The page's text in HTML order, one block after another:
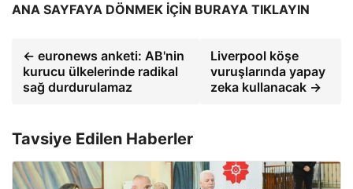
ANA SAYFAYA DÖNMEK İÇİN BURAYA TIKLAYIN
← euronews anketi: AB'nin
kurucu ülkelerinde radikal
sağ durdurulamaz
Liverpool köşe
vuruşlarında yapay
zeka kullanacak →
Tavsiye Edilen Haberler